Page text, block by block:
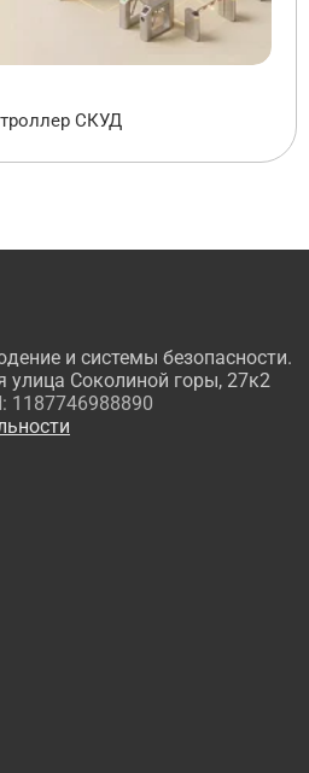
СКУД
и системы безопасности.
улица Соколиной горы, 27к2
1187746988890